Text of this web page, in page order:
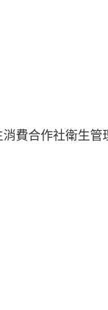
費合作社衛生管